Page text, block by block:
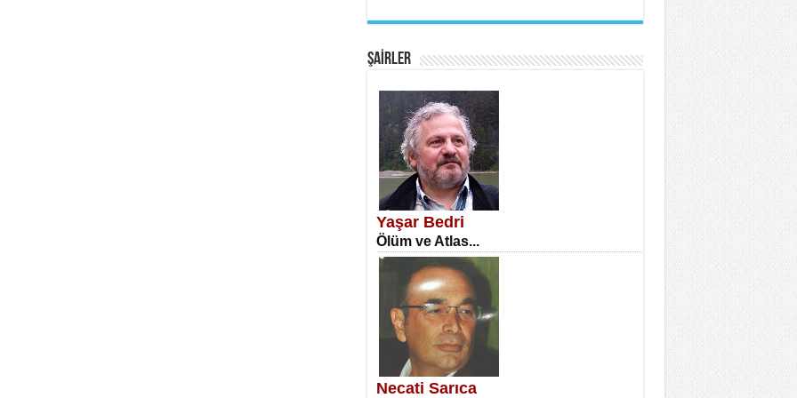
SATILMIŞ ÜMİT ÇETİNKAYA
Erkenlik...
NECLA DİLEK ARSLAN
Öğretmenler Günü Mahkemesi...
ŞAİRLER
Yaşar Bedri
Ölüm ve Atlas...
Necati Sarıca